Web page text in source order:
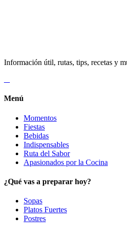
Información útil, rutas, tips, recetas y
Menú
Momentos
Fiestas
Bebidas
Indispensables
Ruta del Sabor
Apasionados por la Cocina
¿Qué vas a preparar hoy?
Sopas
Platos Fuertes
Postres